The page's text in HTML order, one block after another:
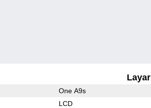
Layar
One A9s
LCD